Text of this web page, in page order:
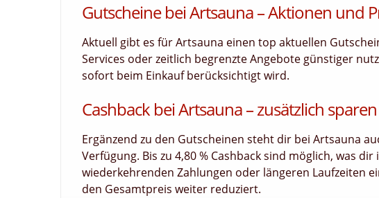
Gutscheine bei Artsauna – Aktionen und
Aktuell gibt es für Artsauna einen top aktuellen
Services oder zeitlich begrenzte Angebote günstiger
sofort beim Einkauf berücksichtigt wird.
Cashback bei Artsauna – zusätzlich
Ergänzend zu den Gutscheinen steht dir bei Artsauna
Verfügung. Bis zu 4,80 % Cashback sind möglich, was
wiederkehrenden Zahlungen oder längeren Laufzeiten
den Gesamtpreis weiter reduziert.